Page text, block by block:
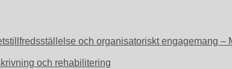
och organisatoriskt engagemang –
och rehabilitering